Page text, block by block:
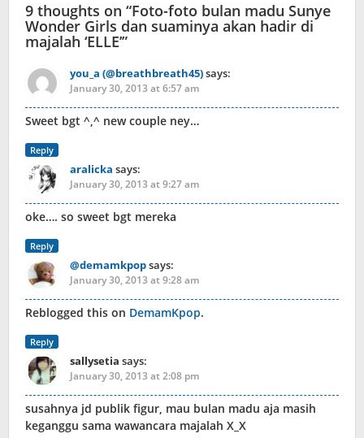
9 thoughts on “Foto-foto bulan madu Sunye
Wonder Girls dan suaminya akan hadir di
majalah ‘ELLE’”
you_a (@breathbreath45)says:
January 30, 2013 at 6:57 am
Sweet bgt ^,^ new couple ney…
Reply
aralicka says:
January 30, 2013 at 9:27 am
oke…. so sweet bgt mereka
Reply
@demamkpopsays:
January 30, 2013 at 9:28 am
Reblogged this on DemamKpop.
Reply
sallysetia says:
January 30, 2013 at 2:08 pm
susahnya jd publik figur, mau bulan madu aja masih
keganggu sama wawancara majalah X_X